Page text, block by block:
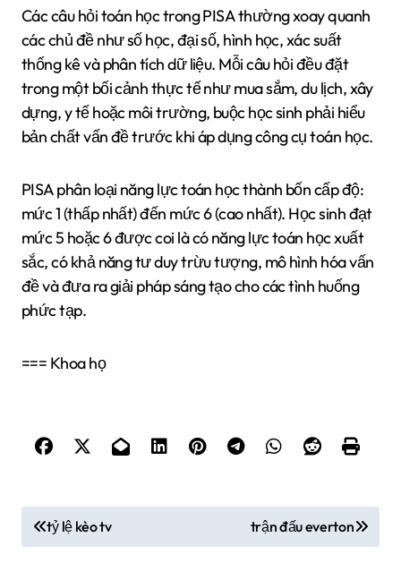
Các câu hỏi toán học trong PISA thường xoay quanh
các chủ đề như số học, đại số, hình học, xác suất
thống kê và phân tích dữ liệu. Mỗi câu hỏi đều đặt
trong một bối cảnh thực tế như mua sắm, du lịch, xây
dựng, y tế hoặc môi trường, buộc học sinh phải hiểu
bản chất vấn đề trước khi áp dụng công cụ toán học.
PISA phân loại năng lực toán học thành bốn cấp độ:
mức 1 (thấp nhất) đến mức 6 (cao nhất). Học sinh đạt
mức 5 hoặc 6 được coi là có năng lực toán học xuất
sắc, có khả năng tư duy trừu tượng, mô hình hóa vấn
đề và đưa ra giải pháp sáng tạo cho các tình huống
phức tạp.
=== Khoa họ
Đ
i
tỷ lệ kèo tv trận đấu everton